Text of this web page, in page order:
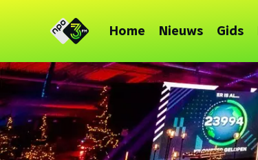
Home Nieuws Gids